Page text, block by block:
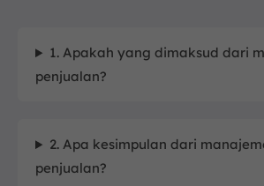
1. Apakah yang dimaksud dari
penjualan?
2. Apa kesimpulan dari
penjualan?